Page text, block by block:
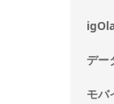
デー
モバ